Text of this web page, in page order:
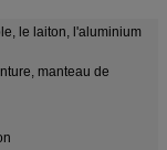
le laiton, l'aluminium
manteau de